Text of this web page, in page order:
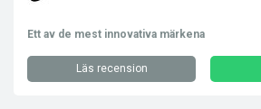
Ett av de mest innovativa märkena
Läs recension